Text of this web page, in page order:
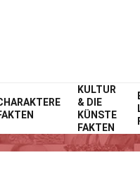
KULTUR
& DIE
KÜNSTE
FAKTEN
Home Natur
Über Ultra-